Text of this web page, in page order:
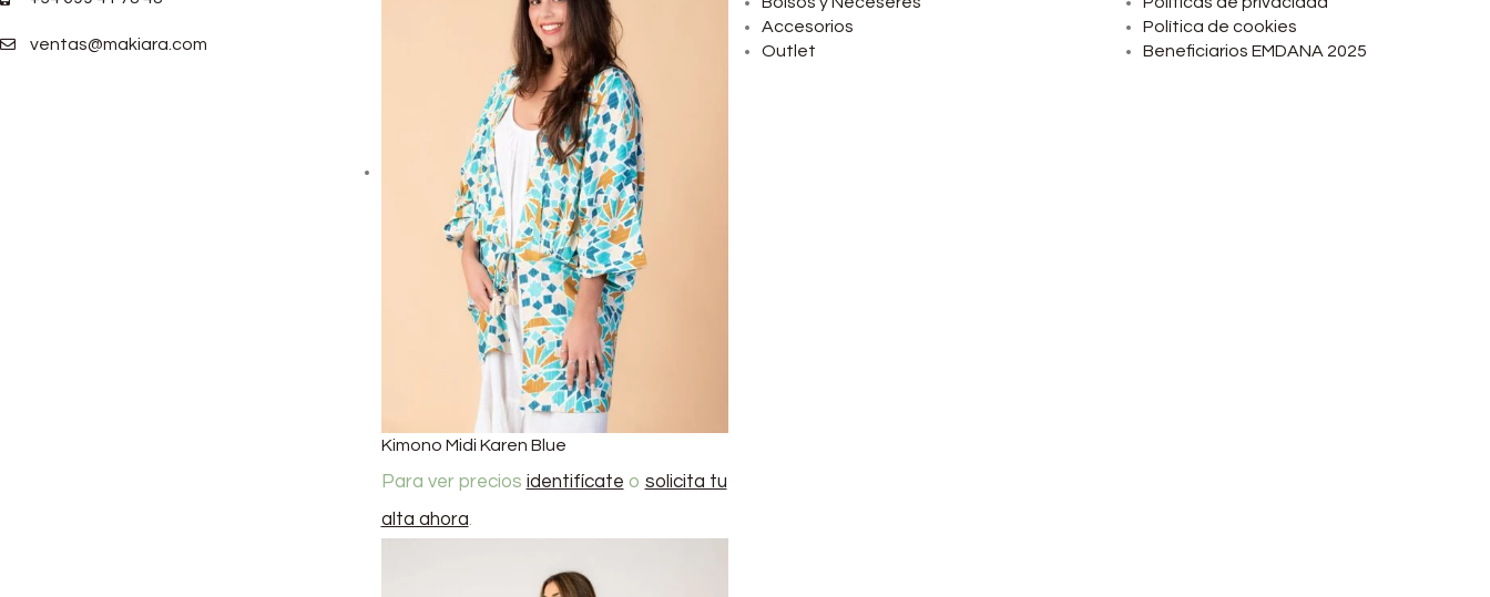
ventas@makiara.com
Kimono Midi Karen Blue
Para ver precios identifícate o solicita tu
alta ahora.
Accesorios
Outlet
Política de cookies
Beneficiarios EMDANA 2025